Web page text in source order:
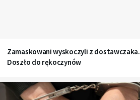
Zamaskowani wyskoczyli z dostawczaka.
Doszło do rękoczynów